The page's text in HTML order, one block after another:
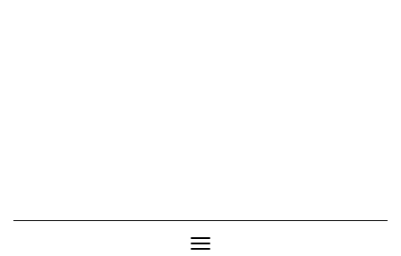
Toggle Navigation